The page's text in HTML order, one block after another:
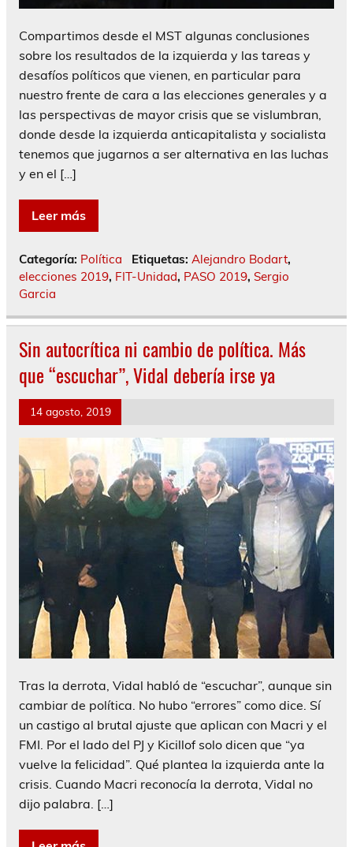
Compartimos desde el MST algunas conclusiones
sobre los resultados de la izquierda y las tareas y
desafíos políticos que vienen, en particular para
nuestro frente de cara a las elecciones generales y a
las perspectivas de mayor crisis que se vislumbran,
donde desde la izquierda anticapitalista y socialista
tenemos que jugarnos a ser alternativa en las luchas
y en el […]
Leer más
Categoría: Política Etiquetas: Alejandro Bodart,
elecciones 2019, FIT-Unidad, PASO 2019, Sergio
Garcia
Sin autocrítica ni cambio de política. Más
que “escuchar”, Vidal debería irse ya
14 agosto, 2019
Tras la derrota, Vidal habló de “escuchar”, aunque sin
cambiar de política. No hubo “errores” como dice. Sí
un castigo al brutal ajuste que aplican con Macri y el
FMI. Por el lado del PJ y Kicillof solo dicen que “ya
vuelve la felicidad”. Qué plantea la izquierda ante la
crisis. Cuando Macri reconocía la derrota, Vidal no
dijo palabra. […]